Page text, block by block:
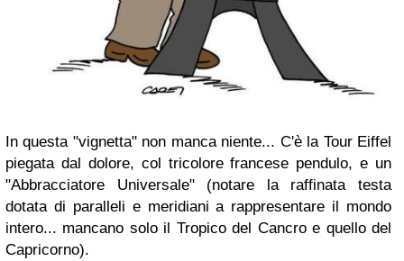
In questa "vignetta" non manca niente... C'è la Tour Eiffel
piegata dal dolore, col tricolore francese pendulo, e un
"Abbracciatore Universale" (notare la raffinata testa
dotata di paralleli e meridiani a rappresentare il mondo
intero... mancano solo il Tropico del Cancro e quello del
Capricorno).